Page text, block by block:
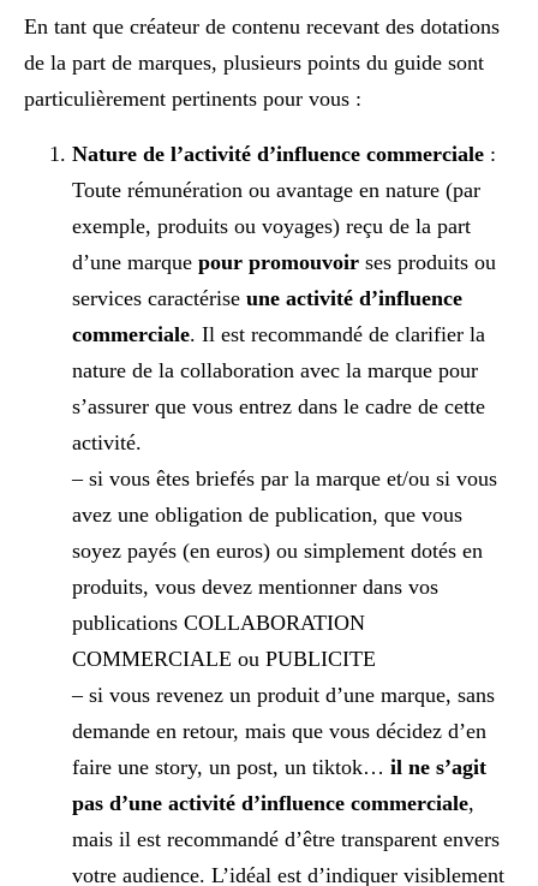
En tant que créateur de contenu recevant des dotations
de la part de marques, plusieurs points du guide sont
particulièrement pertinents pour vous :
Nature de l’activité d’influence commerciale :
Toute rémunération ou avantage en nature (par
exemple, produits ou voyages) reçu de la part
d’une marque pour promouvoir ses produits ou
services caractérise une activité d’influence
commerciale. Il est recommandé de clarifier la
nature de la collaboration avec la marque pour
s’assurer que vous entrez dans le cadre de cette
activité​​.
– si vous êtes briefés par la marque et/ou si vous
avez une obligation de publication, que vous
soyez payés (en euros) ou simplement dotés en
produits, vous devez mentionner dans vos
publications COLLABORATION
COMMERCIALE ou PUBLICITE
– si vous revenez un produit d’une marque, sans
demande en retour, mais que vous décidez d’en
faire une story, un post, un tiktok… il ne s’agit
pas d’une activité d’influence commerciale,
mais il est recommandé d’être transparent envers
votre audience. L’idéal est d’indiquer visiblement